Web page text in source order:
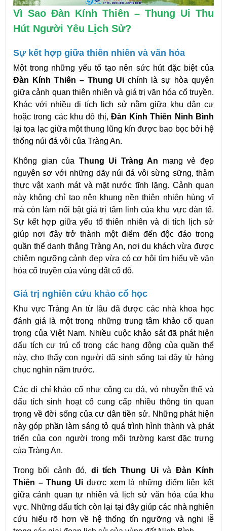
Vì Sao Đàn Kính Thiên – Thung Ui Thu
Hút Người Yêu Lịch Sử?
Sự kết hợp giữa thiên nhiên và văn hóa
Đàn Kính Thiên – Thung Ui chính là sự hòa quyện
giữa cảnh quan thiên nhiên và giá trị văn hóa cổ truyền.
Khác với nhiều di tích lịch sử nằm giữa khu dân cư
hoặc trong các khu đô thị, Đàn Kính Thiên Ninh Bình
lại tọa lạc giữa một thung lũng kín được bao bọc bởi hệ
thống núi đá vôi của Tràng An.
Không gian của Thung Ui Tràng An mang vẻ đẹp
nguyên sơ với những dãy núi đá vôi sừng sững, thảm
thực vật xanh mát và mặt nước tĩnh lặng. Cảnh quan
này không chỉ tạo nên khung nền thiên nhiên hùng vĩ
mà còn làm nổi bật giá trị tâm linh của khu vực đàn tế.
Sự kết hợp giữa yếu tố thiên nhiên và di tích lịch sử
giúp nơi đây trở thành một điểm đến độc đáo trong
quần thể danh thắng Tràng An, nơi du khách vừa được
chiêm ngưỡng cảnh đẹp vừa có cơ hội tìm hiểu về văn
hóa cổ truyền của vùng đất cố đô.
Giá trị nghiên cứu khảo cổ học
Khu vực Tràng An từ lâu đã được các nhà khoa học
đánh giá là một trong những trung tâm khảo cổ quan
trọng của Việt Nam. Nhiều cuộc khảo sát đã phát hiện
dấu tích cư trú cổ trong các hang động của quần thể
này, cho thấy con người đã sinh sống tại đây từ hàng
chục nghìn năm trước.
Các di chỉ khảo cổ như công cụ đá, vỏ nhuyễn thể và
dấu tích sinh hoạt cổ cung cấp nhiều thông tin quan
trọng về đời sống của cư dân tiền sử. Những phát hiện
này góp phần làm sáng tỏ quá trình hình thành và phát
triển của con người trong môi trường karst đặc trưng
của Tràng An.
Trong bối cảnh đó, di tích Thung Ui và Đàn Kính
Thiên – Thung Ui được xem là những điểm liên kết
giữa cảnh quan tự nhiên và lịch sử văn hóa của khu
vực. Những dấu tích còn lại tại đây giúp các nhà nghiên
cứu hiểu rõ hơn về hệ thống tín ngưỡng và nghi lễ